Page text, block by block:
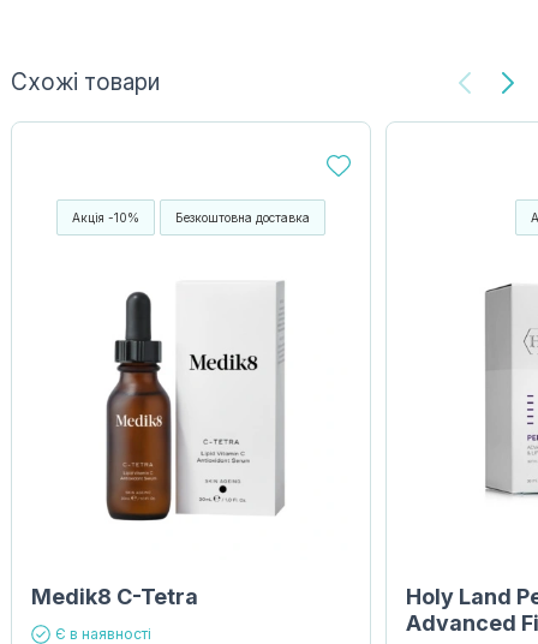
Схожі товари
Акція -10% Безкоштовна доставка
Medik8 C-Tetra
Є в наявності
Holy Land
Advanced